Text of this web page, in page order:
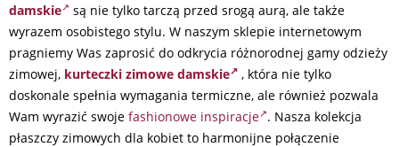
damskie
są nie tylko tarczą przed srogą aurą, ale także
wyrazem osobistego stylu. W naszym sklepie internetowym
pragniemy Was zaprosić do odkrycia różnorodnej gamy odzieży
zimowej, kurteczki zimowe damskie
, która nie tylko
doskonale spełnia wymagania termiczne, ale również pozwala
Wam wyrazić swoje fashionowe inspiracje . Nasza kolekcja
płaszczy zimowych dla kobiet to harmonijne połączenie